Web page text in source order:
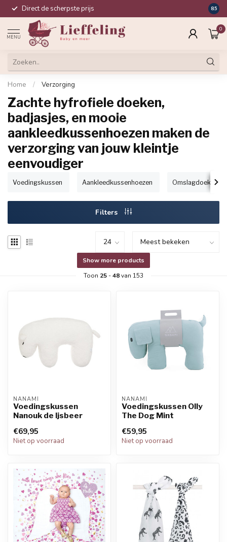
Direct de scherpste prijs 8.5
MENU
0
Home / Verzorging
Zachte hyfrofiele doeken,
badjasjes, en mooie
aankleedkussenhoezen maken de
verzorging van jouw kleintje
eenvoudiger
Voedingskussen Aankleedkussenhoezen Omslagdoek &
Filters
Show more products
Toon 25 -48van 153
NANAMI
Voedingskussen
Nanouk de Ijsbeer
€69,95
Niet op voorraad
NANAMI
Voedingskussen Olly
The Dog Mint
€59,95
Niet op voorraad